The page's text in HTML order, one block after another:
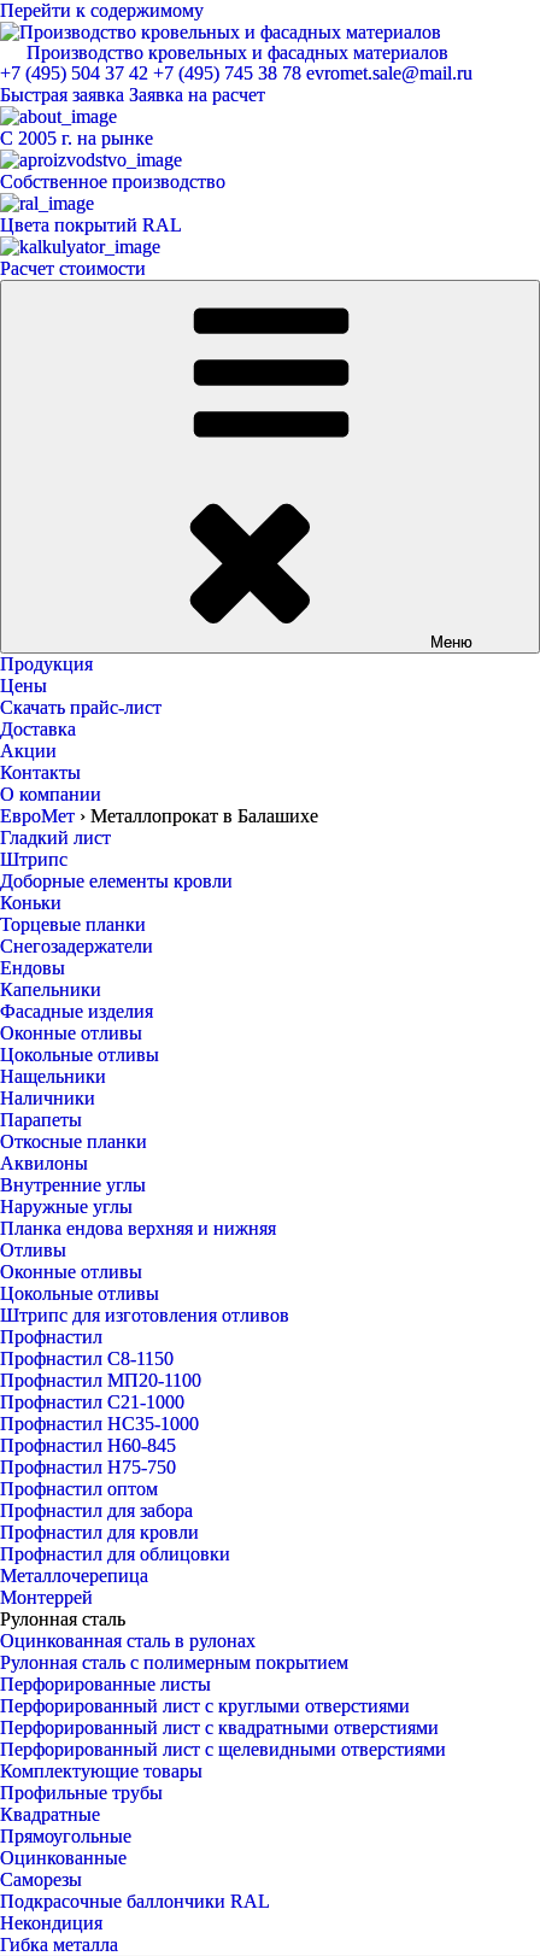
Перейти к содержимому
Производство кровельных и фасадных материалов
ЕвроМет
+7 (495) 504 37 42 +7 (495) 745 38 78 evromet.sale@mail.ru
Быстрая заявка Заявка на расчет
С 2005 г. на рынке
Собственное производство
Цвета покрытий RAL
Расчет стоимости
Меню
Продукция
Цены
Скачать прайс-лист
Доставка
Акции
Контакты
О компании
ЕвроМет › Металлопрокат в Балашихе
Гладкий лист
Штрипс
Доборные елементы кровли
Коньки
Торцевые планки
Снегозадержатели
Ендовы
Капельники
Фасадные изделия
Оконные отливы
Цокольные отливы
Нащельники
Наличники
Парапеты
Откосные планки
Аквилоны
Внутренние углы
Наружные углы
Планка ендова верхняя и нижняя
Отливы
Оконные отливы
Цокольные отливы
Штрипс для изготовления отливов
Профнастил
Профнастил С8-1150
Профнастил МП20-1100
Профнастил С21-1000
Профнастил НС35-1000
Профнастил Н60-845
Профнастил Н75-750
Профнастил оптом
Профнастил для забора
Профнастил для кровли
Профнастил для облицовки
Металлочерепица
Монтеррей
Рулонная сталь
Оцинкованная сталь в рулонах
Рулонная сталь с полимерным покрытием
Перфорированные листы
Перфорированный лист с круглыми отверстиями
Перфорированный лист с квадратными отверстиями
Перфорированный лист с щелевидными отверстиями
Комплектующие товары
Профильные трубы
Квадратные
Прямоугольные
Оцинкованные
Саморезы
Подкрасочные баллончики RAL
Некондиция
Гибка металла